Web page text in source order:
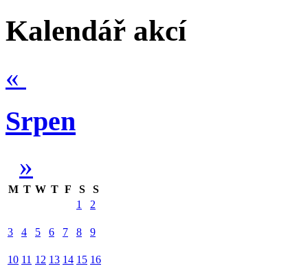
Kalendář akcí
«
Srpen
»
M T W T F S
S
1
2
3 4 5 6 7 8 9
10 11 12 13 14 15 16